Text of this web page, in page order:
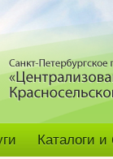
Каталоги